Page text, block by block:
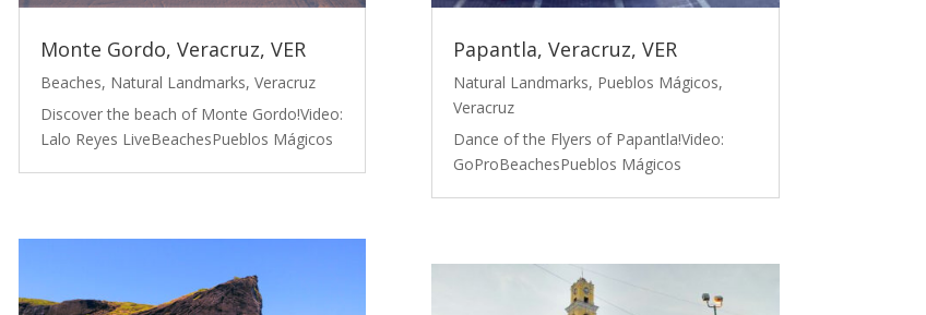
Monte Gordo, Veracruz, VER
Beaches, Natural Landmarks, Veracruz
Discover the beach of Monte Gordo!Video:
Lalo Reyes LiveBeachesPueblos Mágicos
Papantla, Veracruz, VER
Natural Landmarks, Pueblos Mágicos,
Veracruz
Dance of the Flyers of Papantla!Video:
GoProBeachesPueblos Mágicos